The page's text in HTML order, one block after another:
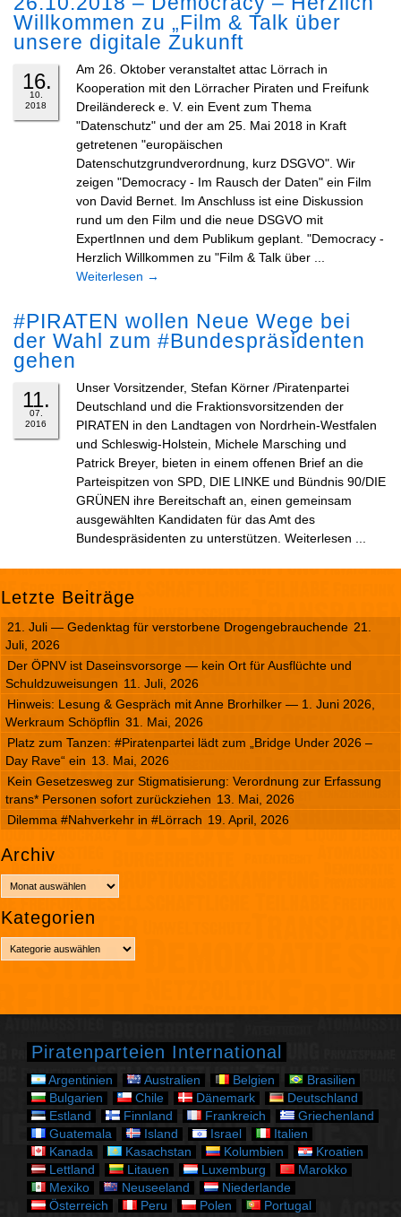
Willkommen zu „Film & Talk über
unsere digitale Zukunft
16.
10.
2018
Am 26. Oktober veranstaltet attac Lörrach in
Kooperation mit den Lörracher Piraten und Freifunk
Dreiländereck e. V. ein Event zum Thema
"Datenschutz" und der am 25. Mai 2018 in Kraft
getretenen "europäischen
Datenschutzgrundverordnung, kurz DSGVO". Wir
zeigen "Democracy - Im Rausch der Daten" ein Film
von David Bernet. Im Anschluss ist eine Diskussion
rund um den Film und die neue DSGVO mit
ExpertInnen und dem Publikum geplant. "Democracy -
Herzlich Willkommen zu "Film & Talk über ...
Weiterlesen →
#PIRATEN wollen Neue Wege bei
der Wahl zum #Bundespräsidenten
gehen
11.
07.
2016
Unser Vorsitzender, Stefan Körner /Piratenpartei
Deutschland und die Fraktionsvorsitzenden der
PIRATEN in den Landtagen von Nordrhein-Westfalen
und Schleswig-Holstein, Michele Marsching und
Patrick Breyer, bieten in einem offenen Brief an die
Parteispitzen von SPD, DIE LINKE und Bündnis 90/DIE
GRÜNEN ihre Bereitschaft an, einen gemeinsam
ausgewählten Kandidaten für das Amt des
Bundespräsidenten zu unterstützen. Weiterlesen ...
Letzte Beiträge
21. Juli — Gedenktag für verstorbene Drogengebrauchende 21.
Juli, 2026
Der ÖPNV ist Daseinsvorsorge — kein Ort für Ausflüchte und
Schuldzuweisungen 11. Juli, 2026
Hinweis: Lesung & Gespräch mit Anne Brorhilker — 1. Juni 2026,
Werkraum Schöpflin 31. Mai, 2026
Platz zum Tanzen: #Piratenpartei lädt zum „Bridge Under 2026 –
Day Rave“ ein 13. Mai, 2026
Kein Gesetzesweg zur Stigmatisierung: Verordnung zur Erfassung
trans* Personen sofort zurückziehen 13. Mai, 2026
Dilemma #Nahverkehr in #Lörrach 19. April, 2026
Archiv
r
c
Kategorien
a
g
Piratenparteien International
Argentinien Australien Belgien
Brasilien
Bulgarien
Chile Dänemark
Deutschland
Estland
Finnland Frankreich
Griechenland
Guatemala
Island Israel
Italien
Kanada
Kasachstan Kolumbien
Kroatien
Lettland
Litauen Luxemburg
Marokko
Mexiko
Neuseeland
Niederlande
Österreich
Peru Polen Portugal